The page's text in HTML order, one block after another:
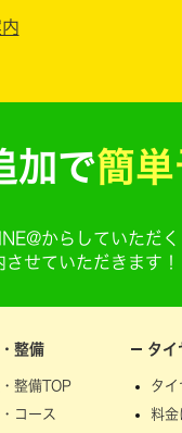
加で簡
からしていただく
せていただきます
整備
整備TOP
コース
タイ
タイ
料金